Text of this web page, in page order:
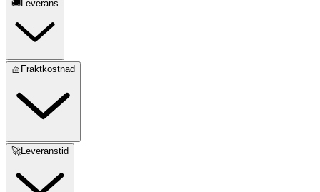
🚚Leverans
🧺Fraktkostnad
🚀Leveranstid